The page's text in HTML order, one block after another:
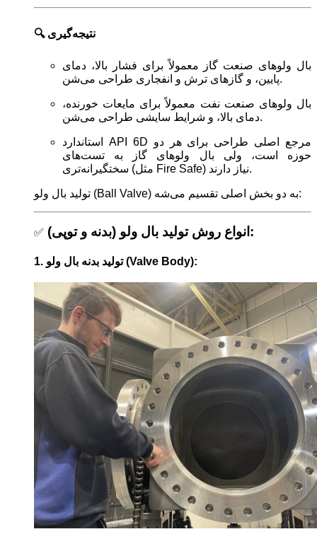
🔍 نتیجه‌گیری
بال ولوهای صنعت گاز معمولاً برای فشار بالا، دمای
پایین، و گازهای ترش و انفجاری طراحی می‌شن.
بال ولوهای صنعت نفت معمولاً برای مایعات خورنده،
دمای بالا، و شرایط سایشی طراحی می‌شن.
استاندارد API 6D مرجع اصلی طراحی برای هر دو
حوزه است، ولی بال ولوهای گاز به تست‌های
سختگیرانه‌تری (مثل Fire Safe) نیاز دارند.
تولید بال ولو (Ball Valve) به دو بخش اصلی تقسیم می‌شه:
✅ انواع روش تولید بال ولو (بدنه و توپی):
1. تولید بدنه بال ولو (Valve Body):